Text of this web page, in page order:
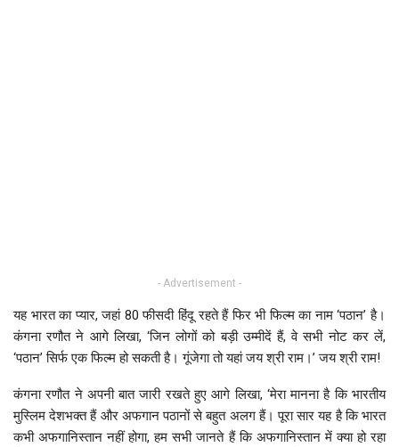
- Advertisement -
यह भारत का प्यार, जहां 80 फीसदी हिंदू रहते हैं फिर भी फिल्म का नाम ‘पठान’ है।
कंगना रणौत ने आगे लिखा, ‘जिन लोगों को बड़ी उम्मीदें हैं, वे सभी नोट कर लें,
‘पठान’ सिर्फ एक फिल्म हो सकती है। गूंजेगा तो यहां जय श्री राम।’ जय श्री राम!
कंगना रणौत ने अपनी बात जारी रखते हुए आगे लिखा, ‘मेरा मानना है कि भारतीय
मुस्लिम देशभक्त हैं और अफगान पठानों से बहुत अलग हैं। पूरा सार यह है कि भारत
कभी अफगानिस्तान नहीं होगा, हम सभी जानते हैं कि अफगानिस्तान में क्या हो रहा